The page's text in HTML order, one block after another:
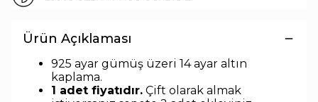
Ürün Açıklaması
925 ayar gümüş üzeri 14 ayar altın
kaplama.
1 adet fiyatıdır. Çift olarak almak